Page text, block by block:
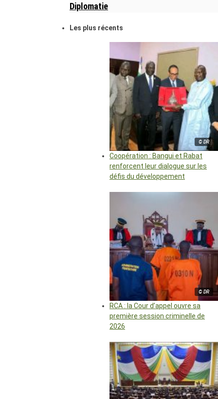
Diplomatie
Les plus récents
© DR
Coopération : Bangui et Rabat
renforcent leur dialogue sur les
défis du développement
© DR
RCA : la Cour d’appel ouvre sa
première session criminelle de
2026